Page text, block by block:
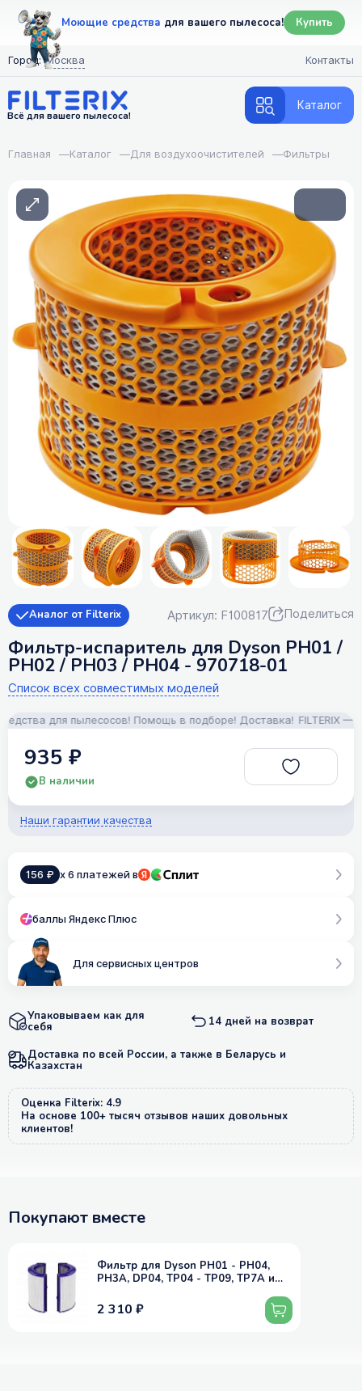
Моющие средства для вашего пылесоса! Купить
Город: Москва Контакты
Всё для вашего пылесоса!
Каталог
Главная —Каталог —Для воздухоочистителей —Фильтры
Аналог от Filterix Артикул: F100817 Поделиться
Фильтр-испаритель для Dyson PH01 /
PH02 / PH03 / PH04 - 970718-01
Список всех совместимых моделей
для пылесосов! Помощь в подборе! Доставка! FILTERIX —
935 ₽
В наличии
Наши гарантии качества
156 ₽ x 6 платежей в
баллы Яндекс Плюс
Для сервисных центров
Упаковываем как для
себя 14 дней на возврат
Доставка по всей России, а также в Беларусь и
Казахстан
Оценка Filterix: 4.9
На основе 100+ тысяч отзывов наших довольных
клиентов!
Покупают вместе
Фильтр для Dyson PH01 - PH04,
PH3A, DP04, TP04 - TP09, TP7A и
2 310 ₽